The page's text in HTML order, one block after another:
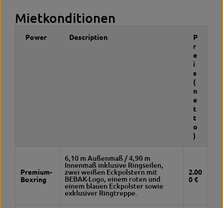
Mietkonditionen
Power Description
P
r
e
i
s
(
n
e
t
t
o
)
Premium-
Boxring
6,10 m Außenmaß / 4,90 m
Innenmaß inklusive Ringseilen,
zwei weißen Eckpolstern mit
BEBAK-Logo, einem roten und
einem blauen Eckpolster sowie
exklusiver Ringtreppe.
2.00
0 €